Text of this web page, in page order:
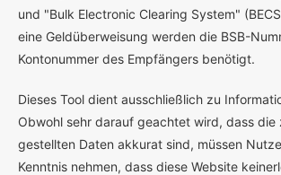
und "Bulk Electronic Clearing System"
eine Geldüberweisung werden die BSB-
Kontonummer des Empfängers benötigt.
Dieses Tool dient ausschließlich zu
Obwohl sehr darauf geachtet wird, dass die
gestellten Daten akkurat sind, müssen
Kenntnis nehmen, dass diese Website